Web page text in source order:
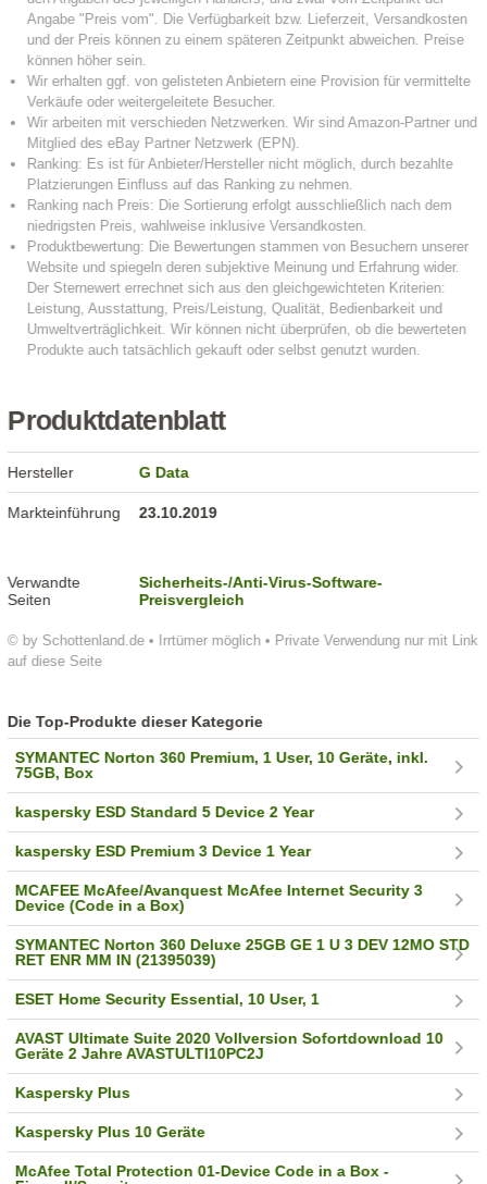
Produktdatenblatt
© by Schottenland.de • Irrtümer möglich • Private Verwendung nur mit Link
auf diese Seite
Hersteller G Data
Markteinführung 23.10.2019
Verwandte
Seiten
Sicherheits-/Anti-Virus-Software-
Preisvergleich
Die Top-Produkte dieser Kategorie
SYMANTEC Norton 360 Premium, 1 User, 10 Geräte, inkl.
75GB, Box
kaspersky ESD Standard 5 Device 2 Year
kaspersky ESD Premium 3 Device 1 Year
MCAFEE McAfee/Avanquest McAfee Internet Security 3
Device (Code in a Box)
SYMANTEC Norton 360 Deluxe 25GB GE 1 U 3 DEV 12MO STD
RET ENR MM IN (21395039)
ESET Home Security Essential, 10 User, 1
AVAST Ultimate Suite 2020 Vollversion Sofortdownload 10
Geräte 2 Jahre AVASTULTI10PC2J
Kaspersky Plus
Kaspersky Plus 10 Geräte
McAfee Total Protection 01-Device Code in a Box -